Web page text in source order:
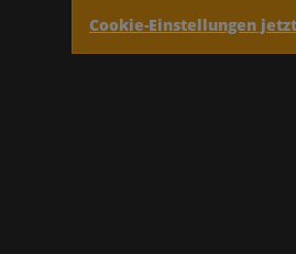
Cookie-Einstellungen